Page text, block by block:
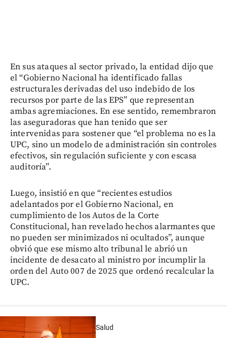
En sus ataques al sector privado, la entidad dijo que
el “Gobierno Nacional ha identificado fallas
estructurales derivadas del uso indebido de los
recursos por parte de las EPS” que representan
ambas agremiaciones. En ese sentido, remembraron
las aseguradoras que han tenido que ser
intervenidas para sostener que “el problema no es la
UPC, sino un modelo de administración sin controles
efectivos, sin regulación suficiente y con escasa
auditoría”.
Luego, insistió en que “recientes estudios
adelantados por el Gobierno Nacional, en
cumplimiento de los Autos de la Corte
Constitucional, han revelado hechos alarmantes que
no pueden ser minimizados ni ocultados”, aunque
obvió que ese mismo alto tribunal le abrió un
incidente de desacato al ministro por incumplir la
orden del Auto 007 de 2025 que ordenó recalcular la
UPC.
Salud